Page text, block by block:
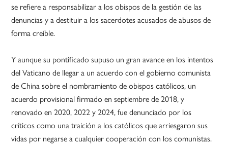
se refiere a responsabilizar a los obispos de la gestión de las
denuncias y a destituir a los sacerdotes acusados de abusos de
forma creíble.
Y aunque su pontificado supuso un gran avance en los intentos
del Vaticano de llegar a un acuerdo con el gobierno comunista
de China sobre el nombramiento de obispos católicos, un
acuerdo provisional firmado en septiembre de 2018, y
renovado en 2020, 2022 y 2024, fue denunciado por los
críticos como una traición a los católicos que arriesgaron sus
vidas por negarse a cualquier cooperación con los comunistas.